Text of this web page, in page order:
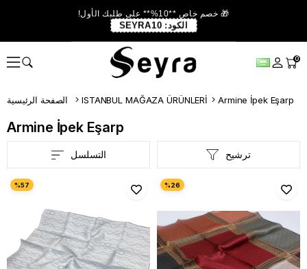
🎁 خصم خاص **10%** على طلبك الأول!
الكود: SEYRA10
0
ISTANBUL MAĞAZA ÜRÜNLERİ Armine İpek Eşarp
Armine İpek Eşarp
ترشيح التسلسل